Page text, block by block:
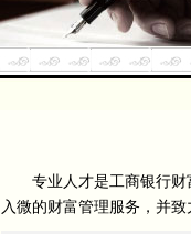
专业人才是工商银行财
入微的财富管理服务，并